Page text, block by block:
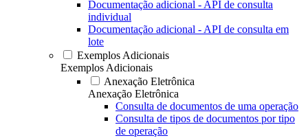
Documentação adicional - API de consulta
individual
Documentação adicional - API de consulta em
lote
Exemplos Adicionais
Exemplos Adicionais
Anexação Eletrônica
Anexação Eletrônica
Consulta de documentos de uma operação
Consulta de tipos de documentos por tipo
de operação